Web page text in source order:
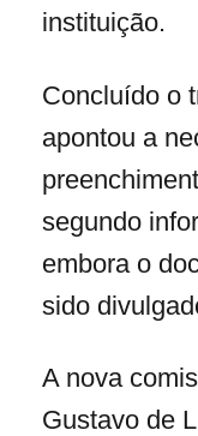
instituição.
Concluído o
apontou a
segundo
embora o
sido
A nova
Gustavo de